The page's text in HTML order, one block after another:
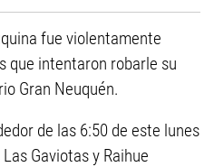
fue violentamente
que intentaron robarle su
Gran Neuquén.
de las 6:50 de este lunes
Gaviotas y Raihue